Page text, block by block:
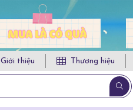
Giới thiệu Thương hiệu